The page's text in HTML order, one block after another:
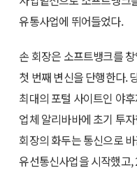
유통사업에 뛰어들었다.
손 회장은 소프트뱅크를
첫 번째 변신을 단행한다.
최대의 포털 사이트인 야
업체 알리바바에 초기 투
회장의 화두는 통신으로
유선통신사업을 시작했고